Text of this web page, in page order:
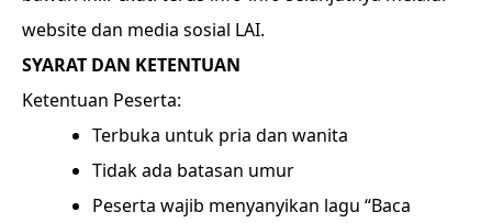
website dan media sosial LAI.
SYARAT DAN KETENTUAN
Ketentuan Peserta:
Terbuka untuk pria dan wanita
Tidak ada batasan umur
Peserta wajib menyanyikan lagu “Baca